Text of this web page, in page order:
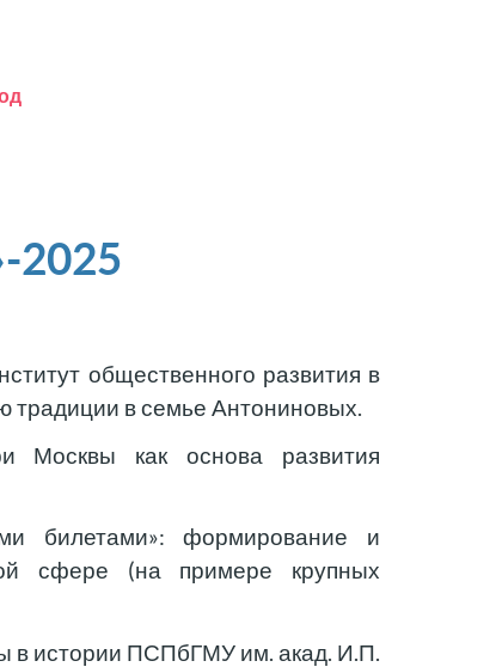
2025
общественного развития в
традиции в семье Антониновых.
Москвы как основа развития
билетами»: формирование и
сфере (на примере крупных
в истории ПСПбГМУ им. акад. И.П.